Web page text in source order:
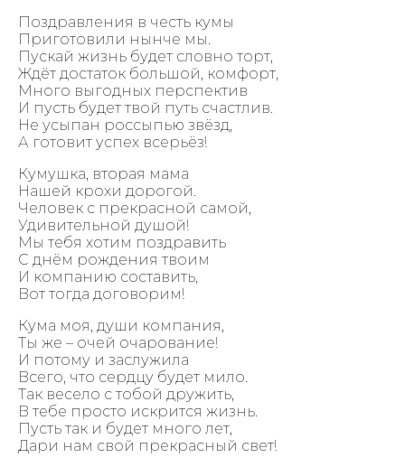
Поздравления в честь кумы
Приготовили нынче мы.
Пускай жизнь будет словно торт,
Ждёт достаток большой, комфорт,
Много выгодных перспектив
И пусть будет твой путь счастлив.
Не усыпан россыпью звёзд,
А готовит успех всерьёз!
Кумушка, вторая мама
Нашей крохи дорогой.
Человек с прекрасной самой,
Удивительной душой!
Мы тебя хотим поздравить
С днём рождения твоим
И компанию составить,
Вот тогда договорим!
Кума моя, души компания,
Ты же – очей очарование!
И потому и заслужила
Всего, что сердцу будет мило.
Так весело с тобой дружить,
В тебе просто искрится жизнь.
Пусть так и будет много лет,
Дари нам свой прекрасный свет!